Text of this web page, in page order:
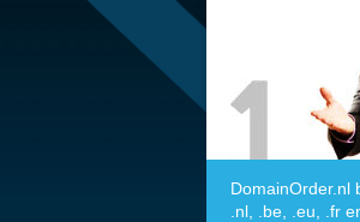
DomainOrder.nl
.nl, .be, .eu, .fr